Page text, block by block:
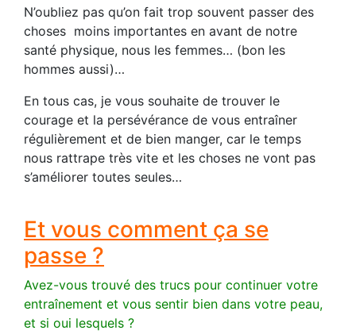
N’oubliez pas qu’on fait trop souvent passer des
choses moins importantes en avant de notre
santé physique, nous les femmes… (bon les
hommes aussi)…
En tous cas, je vous souhaite de trouver le
courage et la persévérance de vous entraîner
régulièrement et de bien manger, car le temps
nous rattrape très vite et les choses ne vont pas
s’améliorer toutes seules…
Et vous comment ça se
passe ?
Avez-vous trouvé des trucs pour continuer votre
entraînement et vous sentir bien dans votre peau,
et si oui lesquels ?